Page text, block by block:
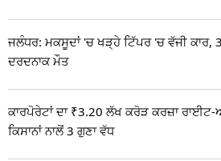
ਜਲੰਧਰ: ਮਕਸੂਦਾਂ 'ਚ ਖੜ੍ਹੇ ਟਿੱਪਰ 'ਚ ਵੱਜੀ ਕਾਰ,
ਦਰਦਨਾਕ ਮੌਤ
ਕਾਰਪੋਰੇਟਾਂ ਦਾ ₹3.20 ਲੱਖ ਕਰੋੜ ਕਰਜ਼ਾ
ਕਿਸਾਨਾਂ ਨਾਲੋਂ 3 ਗੁਣਾ ਵੱਧ